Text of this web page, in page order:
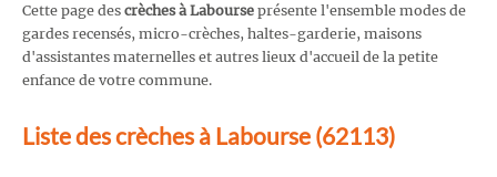
Cette page des crèches à Labourse présente l'ensemble modes de
gardes recensés, micro-crèches, haltes-garderie, maisons
d'assistantes maternelles et autres lieux d'accueil de la petite
enfance de votre commune.
Liste des crèches à Labourse (62113)